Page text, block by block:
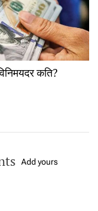
कति?
Add yours